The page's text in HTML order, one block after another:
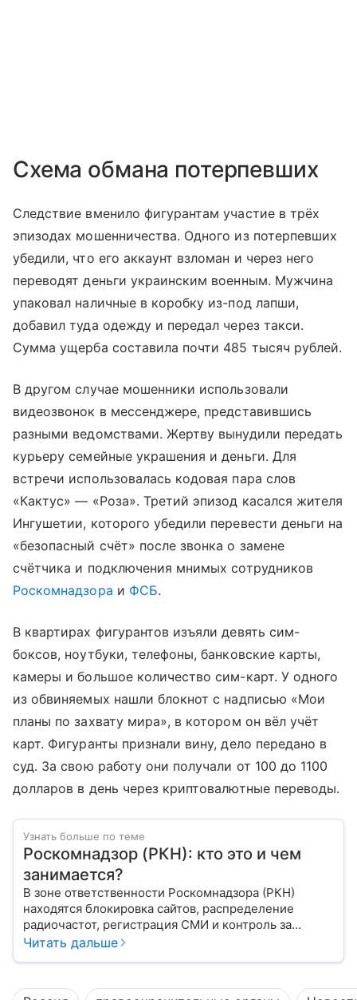
Схема обмана потерпевших
Следствие вменило фигурантам участие в трёх
эпизодах мошенничества. Одного из потерпевших
убедили, что его аккаунт взломан и через него
переводят деньги украинским военным. Мужчина
упаковал наличные в коробку из-под лапши,
добавил туда одежду и передал через такси.
Сумма ущерба составила почти 485 тысяч рублей.
В другом случае мошенники использовали
видеозвонок в мессенджере, представившись
разными ведомствами. Жертву вынудили передать
курьеру семейные украшения и деньги. Для
встречи использовалась кодовая пара слов
«Кактус» — «Роза». Третий эпизод касался жителя
Ингушетии, которого убедили перевести деньги на
«безопасный счёт» после звонка о замене
счётчика и подключения мнимых сотрудников
Роскомнадзора и ФСБ.
В квартирах фигурантов изъяли девять сим-
боксов, ноутбуки, телефоны, банковские карты,
камеры и большое количество сим-карт. У одного
из обвиняемых нашли блокнот с надписью «Мои
планы по захвату мира», в котором он вёл учёт
карт. Фигуранты признали вину, дело передано в
суд. За свою работу они получали от 100 до 1100
долларов в день через криптовалютные переводы.
Узнать больше по теме
Роскомнадзор (РКН): кто это и чем
занимается?
В зоне ответственности Роскомнадзора (РКН)
находятся блокировка сайтов, распределение
радиочастот, регистрация СМИ и контроль за
защитой персональных данных. Это главный
организация и почему она так важна для каждого
Читать дальше